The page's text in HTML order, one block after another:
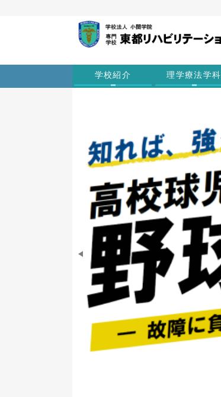
学校紹介 理学療法学科